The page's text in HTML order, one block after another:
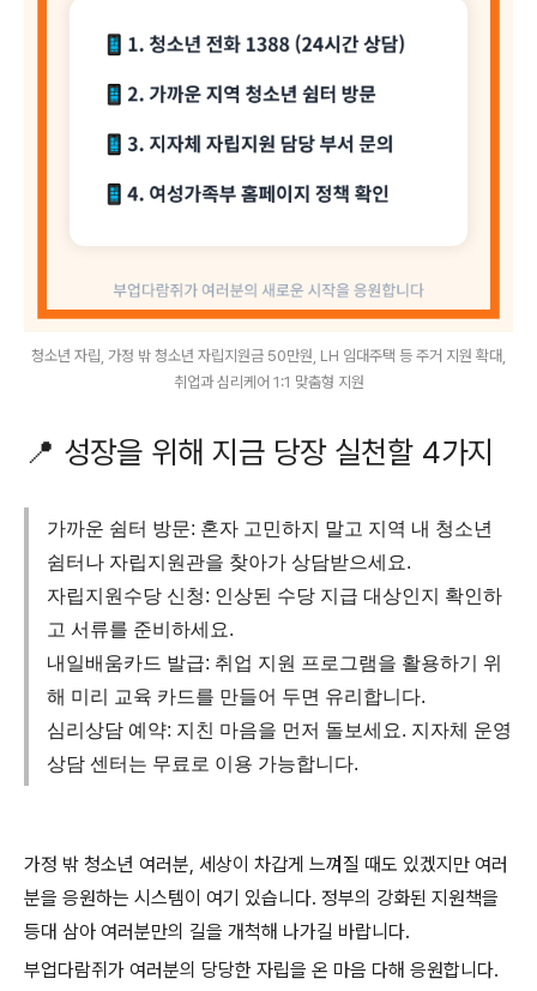
청소년 자립, 가정 밖 청소년 자립지원금 50만원, LH 임대주택 등 주거 지원 확대,
취업과 심리케어 1:1 맞춤형 지원
📍 성장을 위해 지금 당장 실천할 4가지
가까운 쉼터 방문: 혼자 고민하지 말고 지역 내 청소년
쉼터나 자립지원관을 찾아가 상담받으세요.
자립지원수당 신청: 인상된 수당 지급 대상인지 확인하
고 서류를 준비하세요.
내일배움카드 발급: 취업 지원 프로그램을 활용하기 위
해 미리 교육 카드를 만들어 두면 유리합니다.
심리상담 예약: 지친 마음을 먼저 돌보세요. 지자체 운영
상담 센터는 무료로 이용 가능합니다.
가정 밖 청소년 여러분, 세상이 차갑게 느껴질 때도 있겠지만 여러
분을 응원하는 시스템이 여기 있습니다. 정부의 강화된 지원책을
등대 삼아 여러분만의 길을 개척해 나가길 바랍니다.
부업다람쥐가 여러분의 당당한 자립을 온 마음 다해 응원합니다.